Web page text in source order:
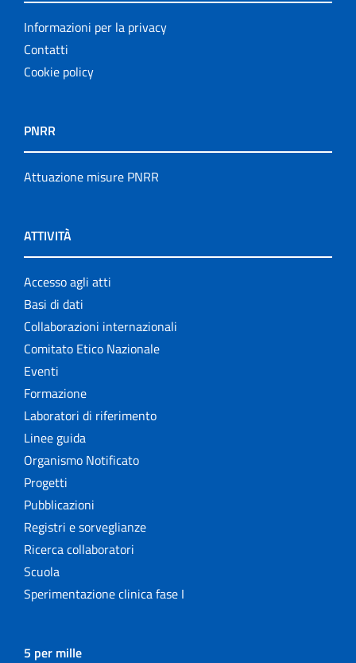
Informazioni per la privacy
Contatti
Cookie policy
PNRR
Attuazione misure PNRR
ATTIVITÀ
Accesso agli atti
Basi di dati
Collaborazioni internazionali
Comitato Etico Nazionale
Eventi
Formazione
Laboratori di riferimento
Linee guida
Organismo Notificato
Progetti
Pubblicazioni
Registri e sorveglianze
Ricerca collaboratori
Scuola
Sperimentazione clinica fase I
5 per mille